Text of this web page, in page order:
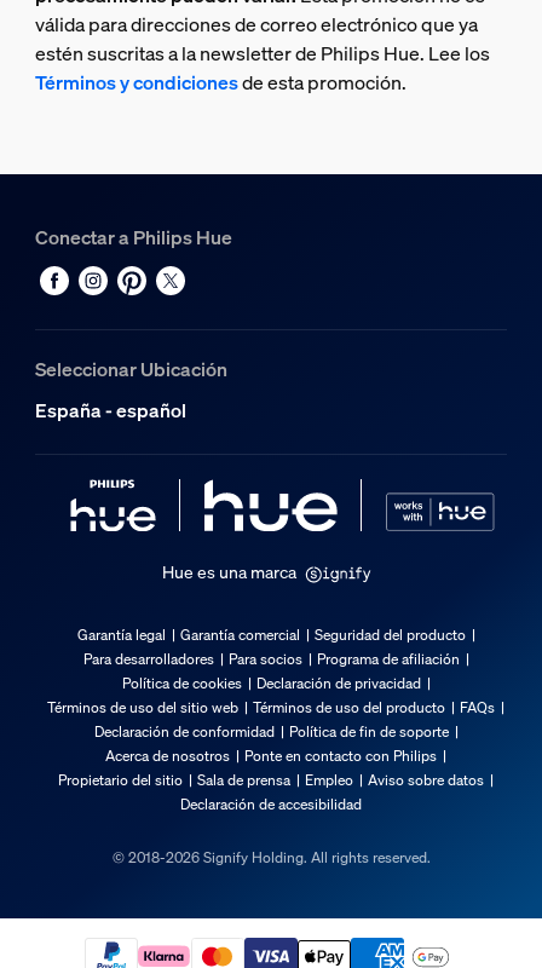
válida para direcciones de correo electrónico que ya
estén suscritas a la newsletter de Philips Hue. Lee los
Términos y condicionesde esta promoción.
Conectar a Philips Hue
Seleccionar Ubicación
España - español
Hue es una marca
Garantía legal Garantía comercial
Seguridad del producto
Para desarrolladores
Para socios
Programa de afiliación
Política de cookies
Declaración de privacidad
Términos de uso del sitio web
Términos de uso del producto
FAQs
Declaración de conformidad
Política de fin de soporte
Acerca de nosotros
Ponte en contacto con Philips
Propietario del sitio
Sala de prensa Empleo
Aviso sobre datos
Declaración de accesibilidad
© 2018-2026 Signify Holding. All rights reserved.